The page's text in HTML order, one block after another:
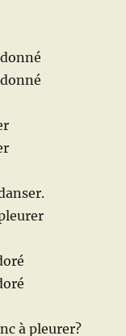
à pleurer?